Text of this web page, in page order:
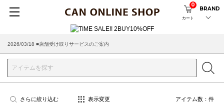
カート
0
BRAND
2026/03/18 ■店舗受け取りサービスのご案内
さらに絞り込む 表示変更 アイテム数： 件